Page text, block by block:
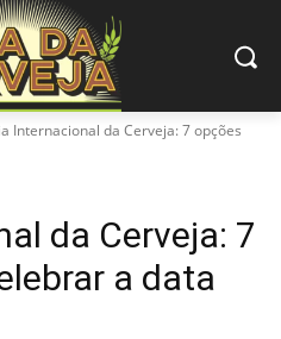
Internacional da Cerveja: 7 opções
da Cerveja: 7
a data